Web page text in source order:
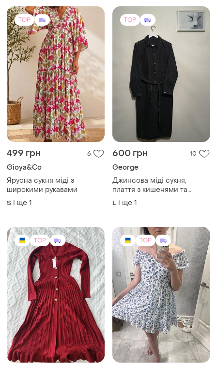
499 грн
Gioya&Co
Ярусна сукня міді з
широкими рукавами
і ще 1
600 грн
George
Джинсова міді сукня,
плаття з кишенями та
поясом, george.
і ще 1
TOP
800 грн 0
Dressa
Нова в’язана сукня міді
червоного кольору
TOP
950 грн 0
One by One
Сукня onebyone
M